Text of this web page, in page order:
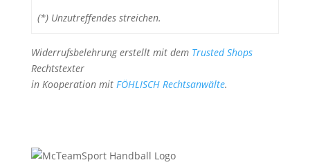
(*) Unzutreffendes streichen.
Widerrufsbelehrung erstellt mit dem Trusted Shops
Rechtstexter
in Kooperation mit FÖHLISCH Rechtsanwälte.